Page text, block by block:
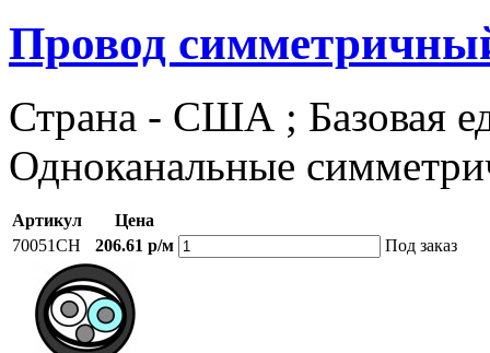
Провод
Страна - США ; Базовая
Одноканальные
Артикул
Цена
70051CH
206.61 р/м Под заказ